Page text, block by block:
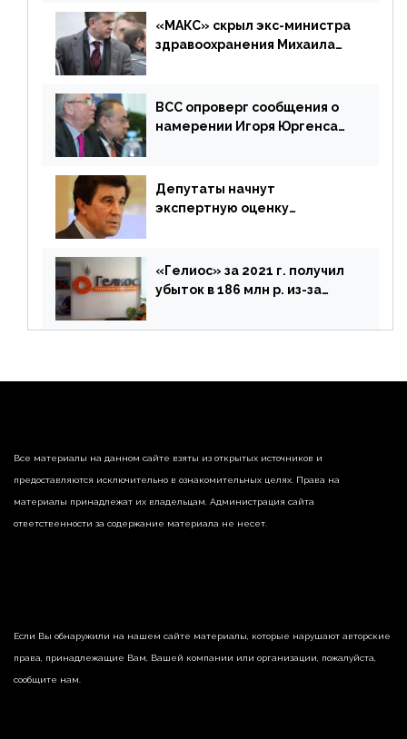
«МАКС» скрыл экс-министра
здравоохранения Михаила
ВСС опроверг сообщения о
намерении Игоря Юргенса
Депутаты начнут
экспертную оценку
«Гелиос» за 2021 г. получил
убыток в 186 млн р. из-за
реализации недвижимости
Все материалы на данном сайте взяты из открытых источников и
предоставляются исключительно в ознакомительных целях. Права на
материалы принадлежат их владельцам. Администрация сайта
ответственности за содержание материала не несет.
Если Вы обнаружили на нашем сайте материалы, которые нарушают авторские
права, принадлежащие Вам, Вашей компании или организации, пожалуйста,
сообщите нам.